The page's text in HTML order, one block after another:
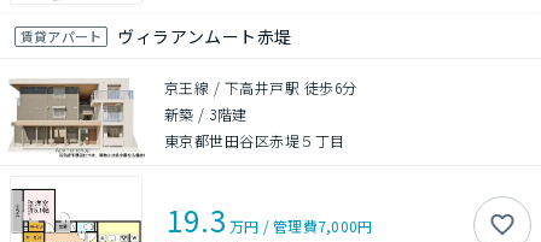
賃貸アパート ヴィラアンムート赤堤
京王線 / 下高井戸駅 徒歩6分
新築 / 3階建
東京都世田谷区赤堤５丁目
19.3 万円 /管理費7,000円